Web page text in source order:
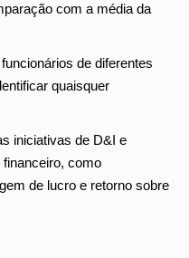
com a média da
de diferentes
quaisquer
iniciativas de D&I e
como
de lucro e retorno sobre